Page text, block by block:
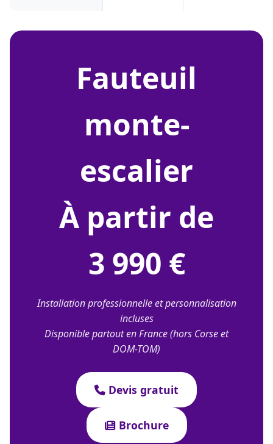
fauteuil
monte-
escalier
À partir de
3 990 €
Installation professionnelle et personnalisation
incluses
Disponible partout en France (hors Corse et
DOM-TOM)
Devis gratuit
Brochure